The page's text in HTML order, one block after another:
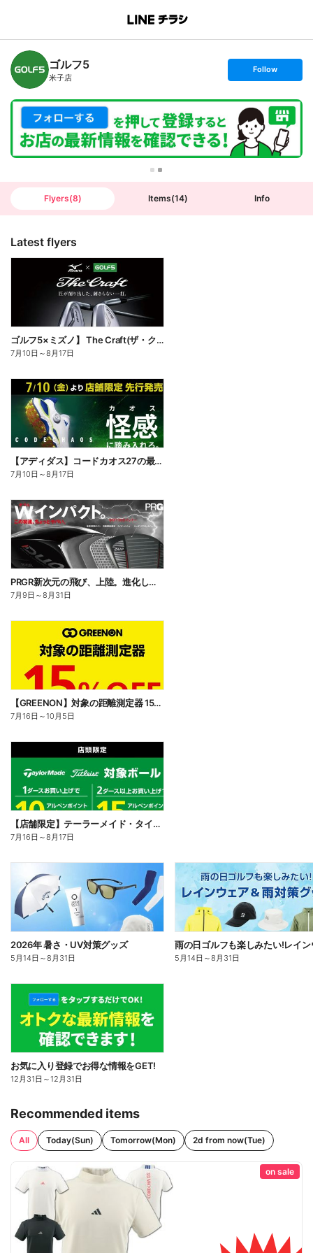
B
n
c
h
T
ゴルフ5
米子店
s
t
o
l
o
w
Follow
Flyers(8) Items(14) Info
Latest flyers
ゴルフ5×ミズノ】 The Craft(ザ・クラフト)匠が削り出した、刺さらない一打。
7月10日 ～8月17日
【アディダス】コードカオス27の最新作がさらなる快適性を備えて登場
7月10日 ～8月17日
PRGR新次元の飛び、上陸。進化したドライバー「RS DUO」誕生!
7月9日 ～8月31日
【GREENON】対象の距離測定器 15%OFF
7月16日 ～10月5日
【店舗限定】テーラーメイド・タイトリストの対象ボールをまとめ買いで15%還元 屋号企画
7月16日 ～8月17日
2026年 暑さ・UV対策グッズ
5月14日 ～8月31日 5月14日 ～8月31日
お気に入り登録でお得な情報をGET!
12月31日 ～12月31日
Recommended items
All Today(Sun) Tomorrow(Mon) 2d from now(Tue)
on sale